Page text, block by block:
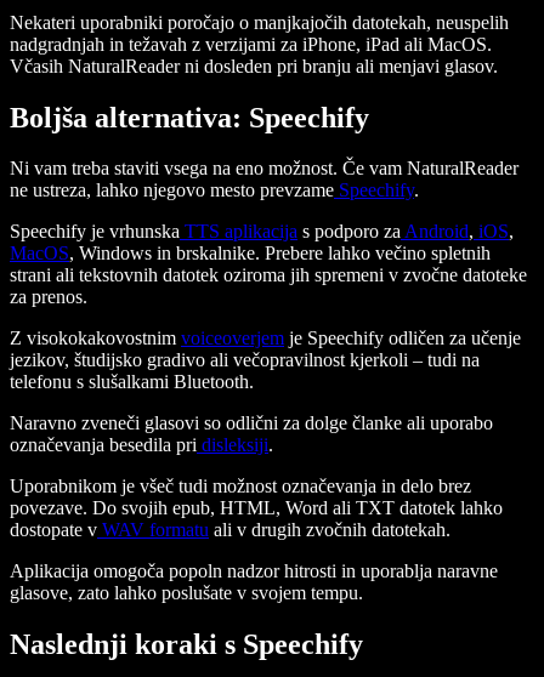
Nekateri uporabniki poročajo o manjkajočih datotekah, neuspelih
nadgradnjah in težavah z verzijami za iPhone, iPad ali MacOS.
Včasih NaturalReader ni dosleden pri branju ali menjavi glasov.
Boljša alternativa: Speechify
Ni vam treba staviti vsega na eno možnost. Če vam NaturalReader
ne ustreza, lahko njegovo mesto prevzame Speechify.
Speechify je vrhunska TTS aplikacija s podporo zaAndroid, iOS,
MacOS, Windows in brskalnike. Prebere lahko večino spletnih
strani ali tekstovnih datotek oziroma jih spremeni v zvočne datoteke
za prenos.
Z visokokakovostnim voiceoverjem je Speechify odličen za učenje
jezikov, študijsko gradivo ali večopravilnost kjerkoli – tudi na
telefonu s slušalkami Bluetooth.
Naravno zveneči glasovi so odlični za dolge članke ali uporabo
označevanja besedila pri disleksiji.
Uporabnikom je všeč tudi možnost označevanja in delo brez
povezave. Do svojih epub, HTML, Word ali TXT datotek lahko
dostopate v WAV formatu ali v drugih zvočnih datotekah.
Aplikacija omogoča popoln nadzor hitrosti in uporablja naravne
glasove, zato lahko poslušate v svojem tempu.
Naslednji koraki s Speechify